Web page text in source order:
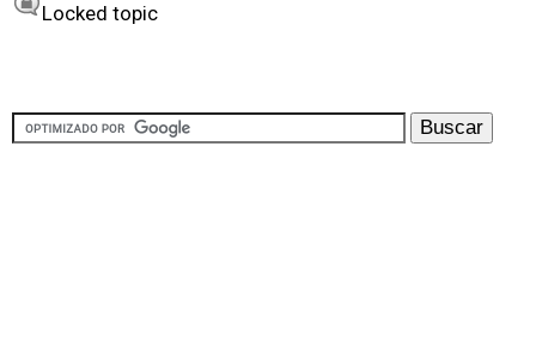
Locked topic